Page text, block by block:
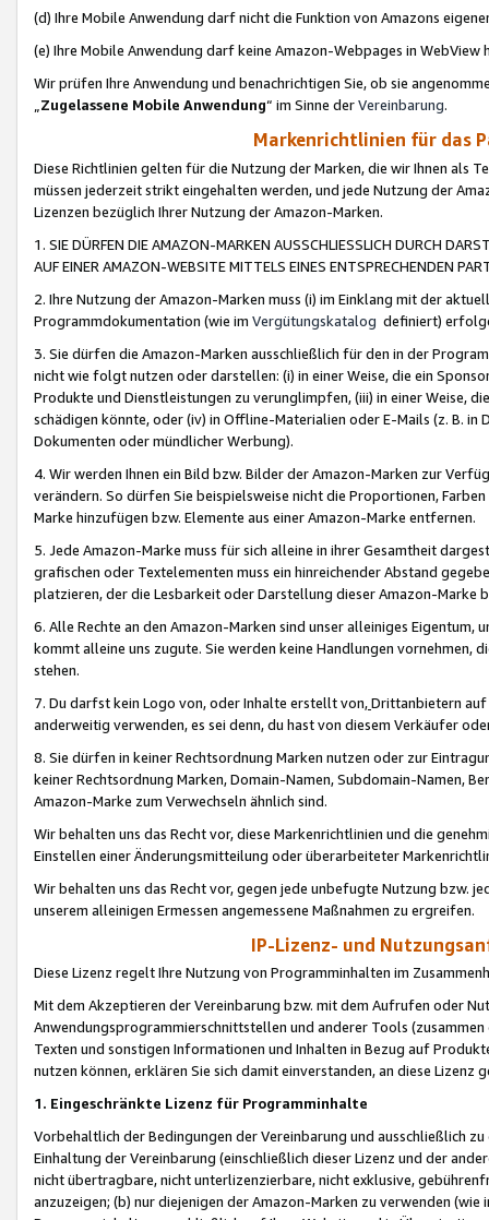
(d) Ihre Mobile Anwendung darf nicht die Funktion von Amazons
(e) Ihre Mobile Anwendung darf keine Amazon-Webpages in WebView
Wir prüfen Ihre Anwendung und benachrichtigen Sie, ob sie
„Zugelassene Mobile Anwendung“ im Sinne derVereinbarung.
Markenrichtlinien für das
Diese Richtlinien gelten für die Nutzung der Marken, die wir Ihnen als
müssen jederzeit strikt eingehalten werden, und jede Nutzung der
Lizenzen bezüglich Ihrer Nutzung der Amazon-Marken.
1. SIE DÜRFEN DIE AMAZON-MARKEN AUSSCHLIESSLICH DURCH
AUF EINER AMAZON-WEBSITE MITTELS EINES ENTSPRECHENDEN
2. Ihre Nutzung der Amazon-Marken muss (i) im Einklang mit der
Programmdokumentation (wie im Vergütungskatalog definiert)
3. Sie dürfen die Amazon-Marken ausschließlich für den in der
nicht wie folgt nutzen oder darstellen: (i) in einer Weise, die ein
Produkte und Dienstleistungen zu verunglimpfen, (iii) in einer Weise,
schädigen könnte, oder (iv) in Offline-Materialien oder E-Mails (z. B. in
Dokumenten oder mündlicher Werbung).
4. Wir werden Ihnen ein Bild bzw. Bilder der Amazon-Marken zur
verändern. So dürfen Sie beispielsweise nicht die Proportionen,
Marke hinzufügen bzw. Elemente aus einer Amazon-Marke entfernen.
5. Jede Amazon-Marke muss für sich alleine in ihrer Gesamtheit
grafischen oder Textelementen muss ein hinreichender Abstand
platzieren, der die Lesbarkeit oder Darstellung dieser Amazon-Marke
6. Alle Rechte an den Amazon-Marken sind unser alleiniges
kommt alleine uns zugute. Sie werden keine Handlungen vornehmen,
stehen.
7. Du darfst kein Logo von, oder Inhalte erstellt von,Drittanbietern auf
anderweitig verwenden, es sei denn, du hast von diesem Verkäufer
8. Sie dürfen in keiner Rechtsordnung Marken nutzen oder zur
keiner Rechtsordnung Marken, Domain-Namen, Subdomain-Namen,
Amazon-Marke zum Verwechseln ähnlich sind.
Wir behalten uns das Recht vor, diese Markenrichtlinien und die
Einstellen einer Änderungsmitteilung oder überarbeiteter
Wir behalten uns das Recht vor, gegen jede unbefugte Nutzung bzw.
unserem alleinigen Ermessen angemessene Maßnahmen zu ergreifen.
IP-Lizenz- und
Diese Lizenz regelt Ihre Nutzung von Programminhalten im
Mit dem Akzeptieren der Vereinbarung bzw. mit dem Aufrufen oder
Anwendungsprogrammierschnittstellen und anderer Tools (zusammen
Texten und sonstigen Informationen und Inhalten in Bezug auf
nutzen können, erklären Sie sich damit einverstanden, an diese Lizenz
1. Eingeschränkte Lizenz für Programminhalte
Vorbehaltlich der Bedingungen der Vereinbarung und ausschließlich
Einhaltung der Vereinbarung (einschließlich dieser Lizenz und der
nicht übertragbare, nicht unterlizenzierbare, nicht exklusive,
anzuzeigen; (b) nur diejenigen der Amazon-Marken zu verwenden